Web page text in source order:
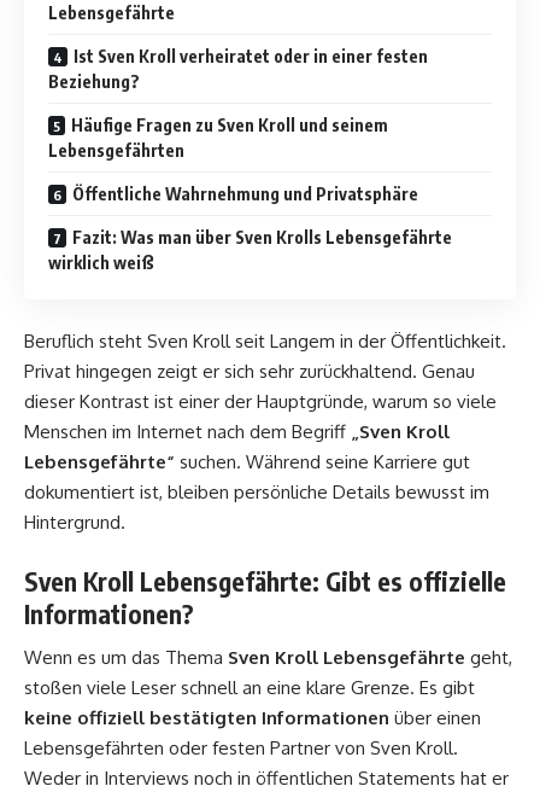
Lebensgefährte
Ist Sven Kroll verheiratet oder in einer festen
Beziehung?
Häufige Fragen zu Sven Kroll und seinem
Lebensgefährten
Öffentliche Wahrnehmung und Privatsphäre
Fazit: Was man über Sven Krolls Lebensgefährte
wirklich weiß
Beruflich steht Sven Kroll seit Langem in der Öffentlichkeit.
Privat hingegen zeigt er sich sehr zurückhaltend. Genau
dieser Kontrast ist einer der Hauptgründe, warum so viele
Menschen im Internet nach dem Begriff „Sven Kroll
Lebensgefährte“ suchen. Während seine Karriere gut
dokumentiert ist, bleiben persönliche Details bewusst im
Hintergrund.
Sven Kroll Lebensgefährte: Gibt es offizielle
Informationen?
Wenn es um das Thema Sven Kroll Lebensgefährte geht,
stoßen viele Leser schnell an eine klare Grenze. Es gibt
keine offiziell bestätigten Informationen über einen
Lebensgefährten oder festen Partner von Sven Kroll.
Weder in Interviews noch in öffentlichen Statements hat er